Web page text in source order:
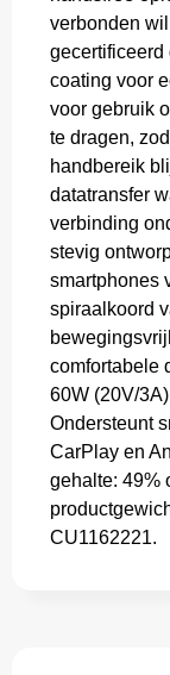
verbonden
gecertificeerd
coating voor
voor gebruik
te dragen,
handbereik
datatransfer
verbinding
stevig
smartphones
spiraalkoord
comfortabele
60W (20V/
Ondersteunt
CarPlay en
gehalte: 49%
CU1162221.